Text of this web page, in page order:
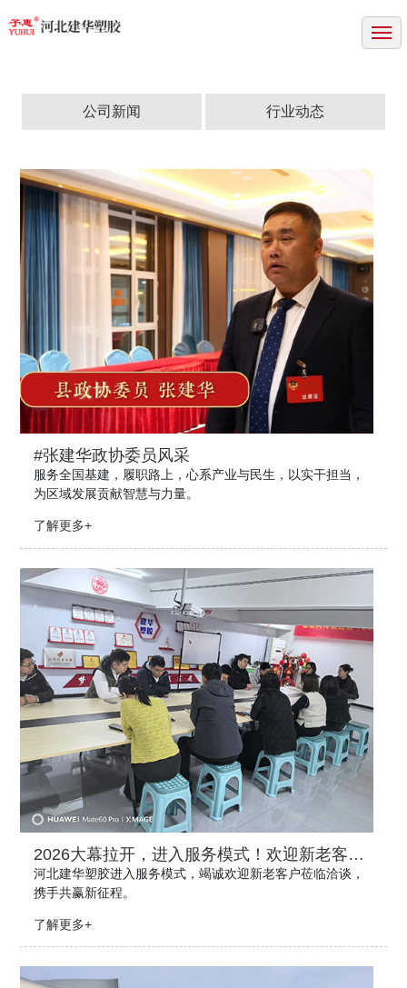
产品中心
新闻中心
资质证书
联系方式
公司新闻 行业动态
#张建华政协委员风采
服务全国基建，履职路上，心系产业与民生，以实干担当，
为区域发展贡献智慧与力量。
了解更多+
2026大幕拉开，进入服务模式！欢迎新老客户
来建华塑胶！
河北建华塑胶进入服务模式，竭诚欢迎新老客户莅临洽谈，
携手共赢新征程。
了解更多+